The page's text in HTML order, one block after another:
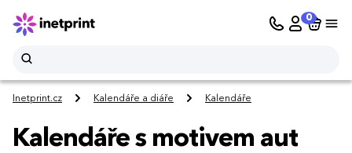
0
Inetprint.cz Kalendáře a diáře Kalendáře
Kalendáře s motivem aut